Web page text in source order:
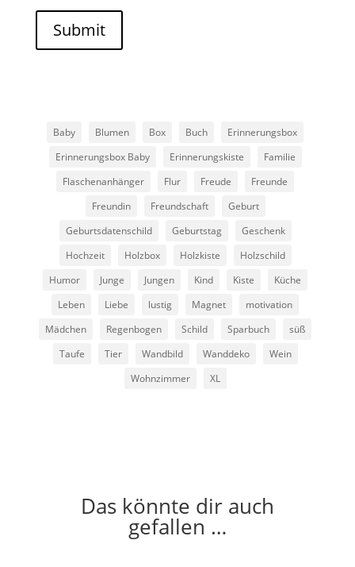
Submit
Baby Blumen Box Buch
Erinnerungsbox
Erinnerungsbox Baby
Erinnerungskiste
Familie
Flaschenanhänger
Flur Freude
Freunde
Freundin
Freundschaft
Geburt
Geburtsdatenschild
Geburtstag
Geschenk
Hochzeit
Holzbox Holzkiste
Holzschild
Humor
Junge Jungen Kind Kiste
Küche
Leben
Liebe lustig Magnet
motivation
Mädchen
Regenbogen Schild Sparbuch
süß
Taufe
Tier Wandbild Wanddeko
Wein
Wohnzimmer
XL
Das könnte dir auch
gefallen …